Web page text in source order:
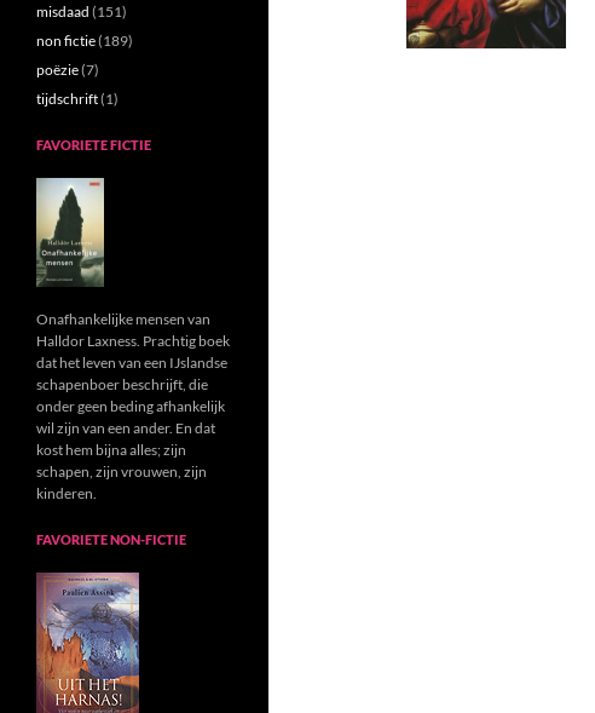
misdaad (151)
non fictie(189)
poëzie(7)
tijdschrift(1)
FAVORIETE FICTIE
Onafhankelijke mensen van
Halldor Laxness. Prachtig boek
dat het leven van een IJslandse
schapenboer beschrijft, die
onder geen beding afhankelijk
wil zijn van een ander. En dat
kost hem bijna alles; zijn
schapen, zijn vrouwen, zijn
kinderen.
FAVORIETE NON-FICTIE